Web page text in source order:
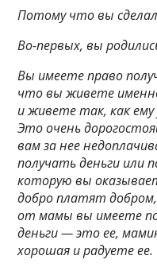
Потому что вы
Во-первых, вы
Вы имеете право
что вы живете
и живете так, как ему
Это очень
вам за нее
получать деньги или
которую вы
добро платят
от мамы вы имеете
деньги — это ее,
хорошая и радуете ее.